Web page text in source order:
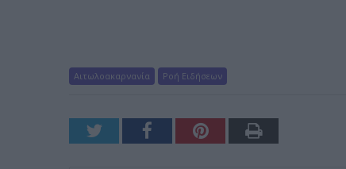
Αιτωλοακαρνανία Ροή Ειδήσεων